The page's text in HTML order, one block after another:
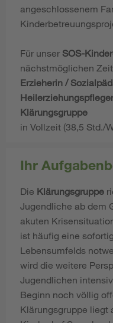
angeschlossenem
Für unser SOS-
nächstmöglichen
Erzieherin /
Klärungsgruppe
in Vollzeit (38,5 Std./
Ihr
Die Klärungsgruppe
Jugendliche ab dem
akuten
ist häufig eine
Lebensumfelds
wird die weitere
Jugendlichen
Beginn noch völlig
Klärungsgruppe liegt